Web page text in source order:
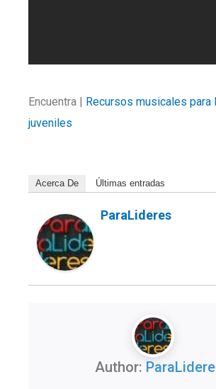
Encuentra | Recursos musicales para
juveniles
Acerca De Últimas entradas
ParaLideres
Author: